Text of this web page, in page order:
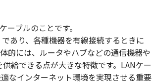
ブルのことです。
あり、各種機器を有線接続するときに
的には、ルータやハブなどの通信機器や
給できる点が大きな特徴です。LANケー
なインターネット環境を実現させる重要